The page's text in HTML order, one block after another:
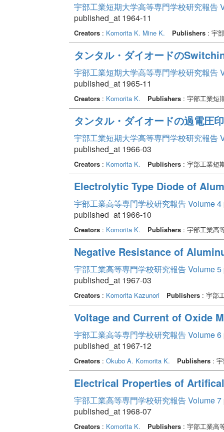
宇部工業短期大学高等専門学校研究報告
published_at 1964-11
Creators: Komorita K. Mine K. Publishers: 宇
タンタル・ダイオードの
宇部工業短期大学高等専門学校研究報告
published_at 1965-11
Creators: Komorita K. Publishers: 宇部工業短
タンタル・ダイオードの過電圧
宇部工業短期大学高等専門学校研究報告
published_at 1966-03
Creators: Komorita K. Publishers: 宇部工業短
Electrolytic Type Diode of
宇部工業高等専門学校研究報告 Volume 4
published_at 1966-10
Creators: Komorita K. Publishers: 宇部工業高
Negative Resistance of
宇部工業高等専門学校研究報告 Volume 5
published_at 1967-03
Creators: Komorita Kazunori Publishers: 宇部
Voltage and Current of Oxide
宇部工業高等専門学校研究報告 Volume 6
published_at 1967-12
Creators: Okubo A. Komorita K. Publishers: 宇
Electrical Properties of
宇部工業高等専門学校研究報告 Volume 7
published_at 1968-07
Creators: Komorita K. Publishers: 宇部工業高